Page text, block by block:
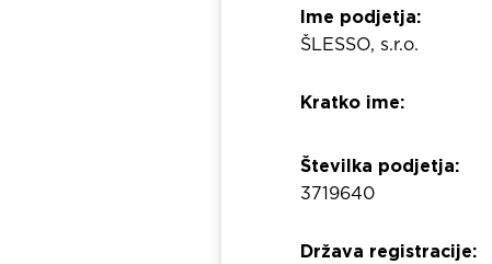
Ime podjetja:
ŠLESSO, s.r.o.
Kratko ime:
Številka podjetja:
3719640
Država registracije: